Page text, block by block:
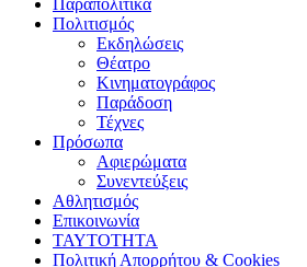
Παραπολιτικά
Πολιτισμός
Εκδηλώσεις
Θέατρο
Κινηματογράφος
Παράδοση
Τέχνες
Πρόσωπα
Αφιερώματα
Συνεντεύξεις
Αθλητισμός
Επικοινωνία
ΤΑΥΤΟΤΗΤΑ
Πολιτική Απορρήτου & Cookies